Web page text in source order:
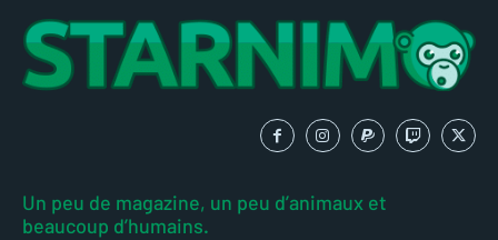
Un peu de magazine, un peu d’animaux et
beaucoup d’humains.